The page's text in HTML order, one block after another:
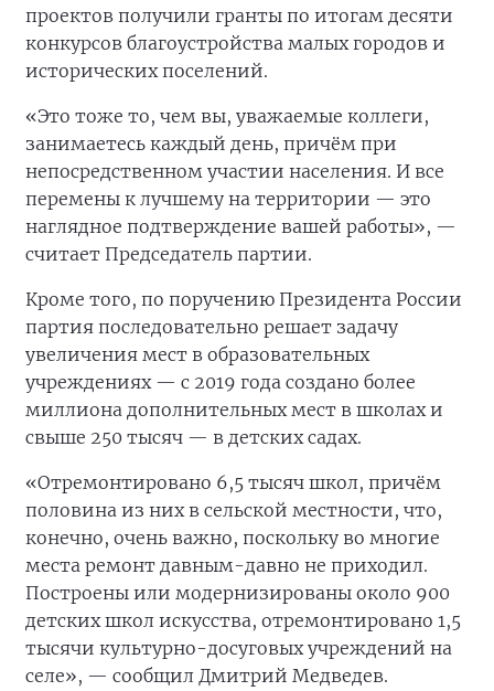
проектов получили гранты по итогам десяти
конкурсов благоустройства малых городов и
исторических поселений.
«Это тоже то, чем вы, уважаемые коллеги,
занимаетесь каждый день, причём при
непосредственном участии населения. И все
перемены к лучшему на территории — это
наглядное подтверждение вашей работы», —
считает Председатель партии.
Кроме того, по поручению Президента России
партия последовательно решает задачу
увеличения мест в образовательных
учреждениях — с 2019 года создано более
миллиона дополнительных мест в школах и
свыше 250 тысяч — в детских садах.
«Отремонтировано 6,5 тысяч школ, причём
половина из них в сельской местности, что,
конечно, очень важно, поскольку во многие
места ремонт давным-давно не приходил.
Построены или модернизированы около 900
детских школ искусства, отремонтировано 1,5
тысячи культурно-досуговых учреждений на
селе», — сообщил Дмитрий Медведев.